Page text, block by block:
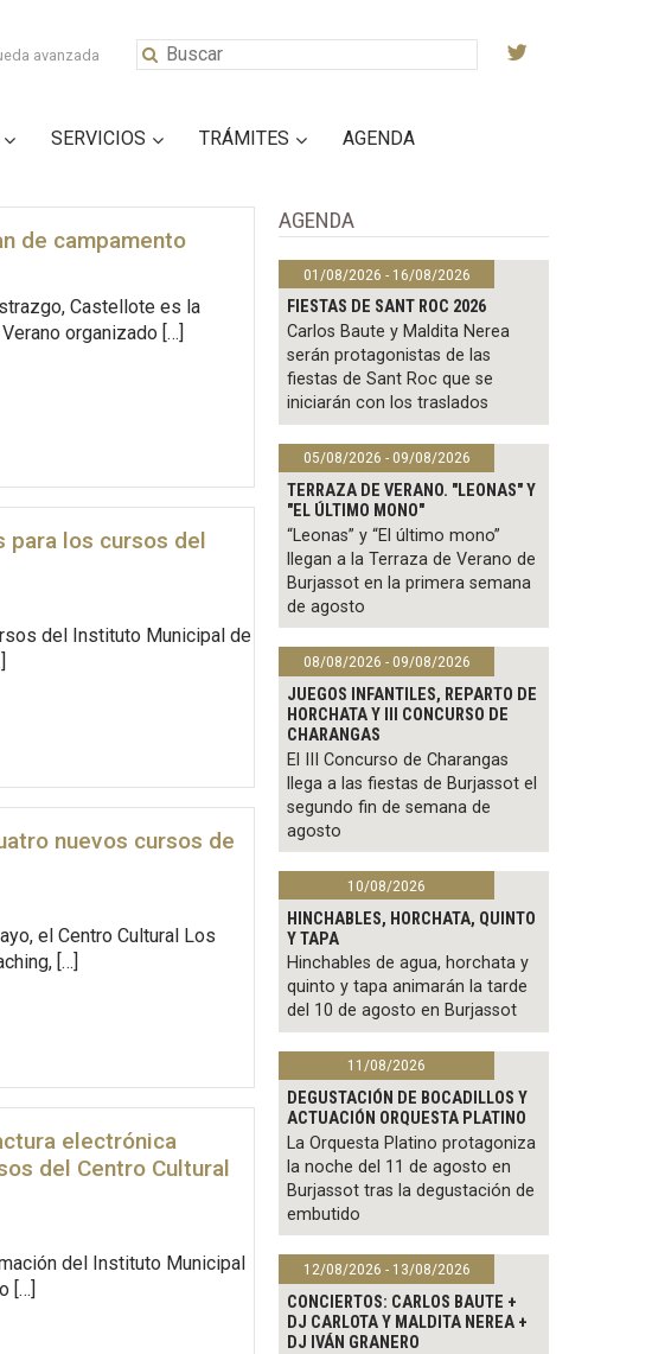
avanzada
SERVICIOS TRÁMITES AGENDA
de campamento
Castellote es la
organizado […]
para los cursos del
del Instituto Municipal de
nuevos cursos de
el Centro Cultural Los
[…]
electrónica
del Centro Cultural
del Instituto Municipal
[…]
AGENDA
01/08/2026 - 16/08/2026
FIESTAS DE SANT ROC 2026
Carlos Baute y Maldita Nerea
serán protagonistas de las
fiestas de Sant Roc que se
iniciarán con los traslados
05/08/2026 - 09/08/2026
TERRAZA DE VERANO. "LEONAS" Y
"EL ÚLTIMO MONO"
“Leonas” y “El último mono”
llegan a la Terraza de Verano de
Burjassot en la primera semana
de agosto
08/08/2026 - 09/08/2026
JUEGOS INFANTILES, REPARTO DE
HORCHATA Y III CONCURSO DE
CHARANGAS
El III Concurso de Charangas
llega a las fiestas de Burjassot el
segundo fin de semana de
agosto
10/08/2026
HINCHABLES, HORCHATA, QUINTO
Y TAPA
Hinchables de agua, horchata y
quinto y tapa animarán la tarde
del 10 de agosto en Burjassot
11/08/2026
DEGUSTACIÓN DE BOCADILLOS Y
ACTUACIÓN ORQUESTA PLATINO
La Orquesta Platino protagoniza
la noche del 11 de agosto en
Burjassot tras la degustación de
embutido
12/08/2026 - 13/08/2026
CONCIERTOS: CARLOS BAUTE +
DJ CARLOTA Y MALDITA NEREA +
DJ IVÁN GRANERO